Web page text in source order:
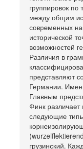
группировок по
между общим
современных
исторической
возможностей
Различия в
представляют
Германии.
Главным
Финк
следующие
грузинский.